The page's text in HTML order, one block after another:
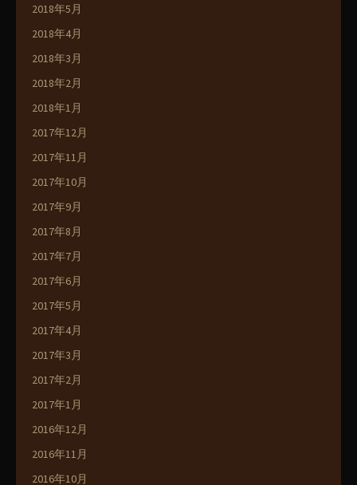
2018年5月
2018年4月
2018年3月
2018年2月
2018年1月
2017年12月
2017年11月
2017年10月
2017年9月
2017年8月
2017年7月
2017年6月
2017年5月
2017年4月
2017年3月
2017年2月
2017年1月
2016年12月
2016年11月
2016年10月